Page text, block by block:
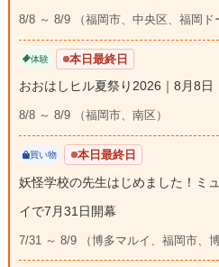
8/8 ～ 8/9 （福岡市、中央区、福岡ド
体験 本日最終日
おおはしヒル夏祭り2026｜8月8
8/8 ～ 8/9 （福岡市、南区）
買い物 本日最終日
妖怪学校の先生はじめました！ミ
イで7月31日開幕
7/31 ～ 8/9 （博多マルイ、福岡市、博